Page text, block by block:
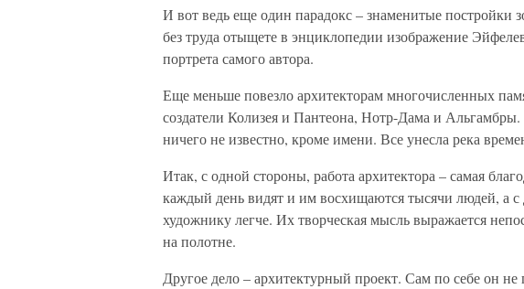
И вот ведь еще один парадокс – знаменитые
без труда отыщете в энциклопедии изображение
портрета самого автора.
Еще меньше повезло архитекторам многочисленных
создатели Колизея и Пантеона, Нотр-Дама и Альгамбры.
ничего не известно, кроме имени. Все унесла река
Итак, с одной стороны, работа архитектора – самая
каждый день видят и им восхищаются тысячи людей, а с
художнику легче. Их творческая мысль выражается
на полотне.
Другое дело – архитектурный проект. Сам по себе он не